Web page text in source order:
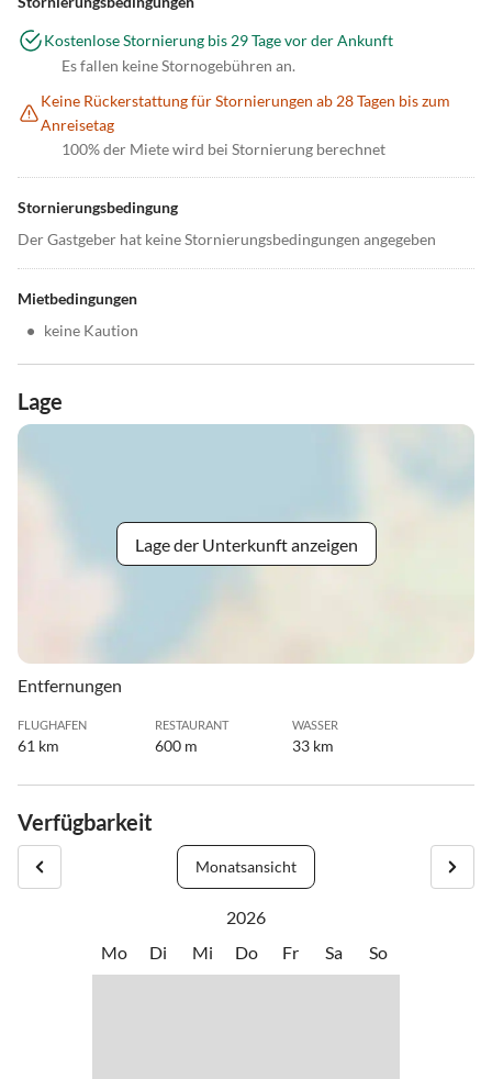
Kostenlose Stornierung bis 29 Tage vor der Ankunft
Es fallen keine Stornogebühren an.
Keine Rückerstattung für Stornierungen ab 28 Tagen bis zum
Anreisetag
100% der Miete wird bei Stornierung berechnet
Stornierungsbedingung
Der Gastgeber hat keine Stornierungsbedingungen angegeben
Mietbedingungen
• keine Kaution
Lage
Lage der Unterkunft anzeigen
Entfernungen
FLUGHAFEN
61 km
RESTAURANT
600 m
WASSER
33 km
Verfügbarkeit
Monatsansicht
2026
Mo
Di Mi Do Fr Sa So